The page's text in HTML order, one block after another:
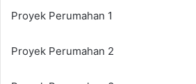
Proyek Perumahan 1
Proyek Perumahan 2